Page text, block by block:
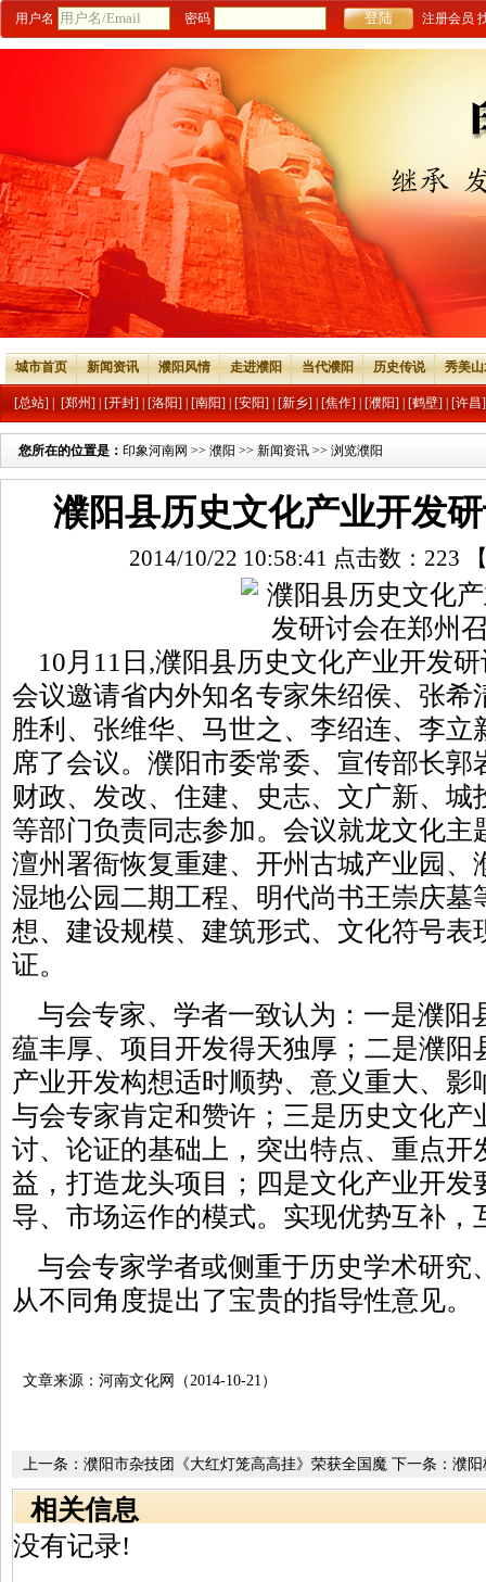
用户名 密码 注册会员
城市首页 新闻资讯 濮阳风情 走进濮阳 当代濮阳 历史传说 秀美
[总站] [郑州] [开封] [洛阳] [南阳] [安阳] [新乡] [焦作] [濮阳] [鹤壁] [许昌]
您所在的位置是： 印象河南网 >> 濮阳 >> 新闻资讯 >> 浏览濮阳
濮阳县历史文化产业开发
2014/10/22 10:58:41 点击数： 223
10月11日,濮阳县历史文化产业开发
会议邀请省内外知名专家朱绍侯、张希
胜利、张维华、马世之、李绍连、李
席了会议。濮阳市委常委、宣传部长
财政、发改、住建、史志、文广新、
等部门负责同志参加。会议就龙文化主
澶州署衙恢复重建、开州古城产业园、
湿地公园二期工程、明代尚书王崇庆墓
想、建设规模、建筑形式、文化符号表
证。
与会专家、学者一致认为：一是濮阳
蕴丰厚、项目开发得天独厚；二是濮阳
产业开发构想适时顺势、意义重大、
与会专家肯定和赞许；三是历史文化产
讨、论证的基础上，突出特点、重点开
益，打造龙头项目；四是文化产业开发
导、市场运作的模式。实现优势互补，
与会专家学者或侧重于历史学术研究
从不同角度提出了宝贵的指导性意见。
文章来源：河南文化网（2014-10-21）
下一条： 濮阳
上一条： 濮阳市杂技团《大红灯笼高高挂》荣获全国魔
术比赛金奖
相关信息
没有记录!